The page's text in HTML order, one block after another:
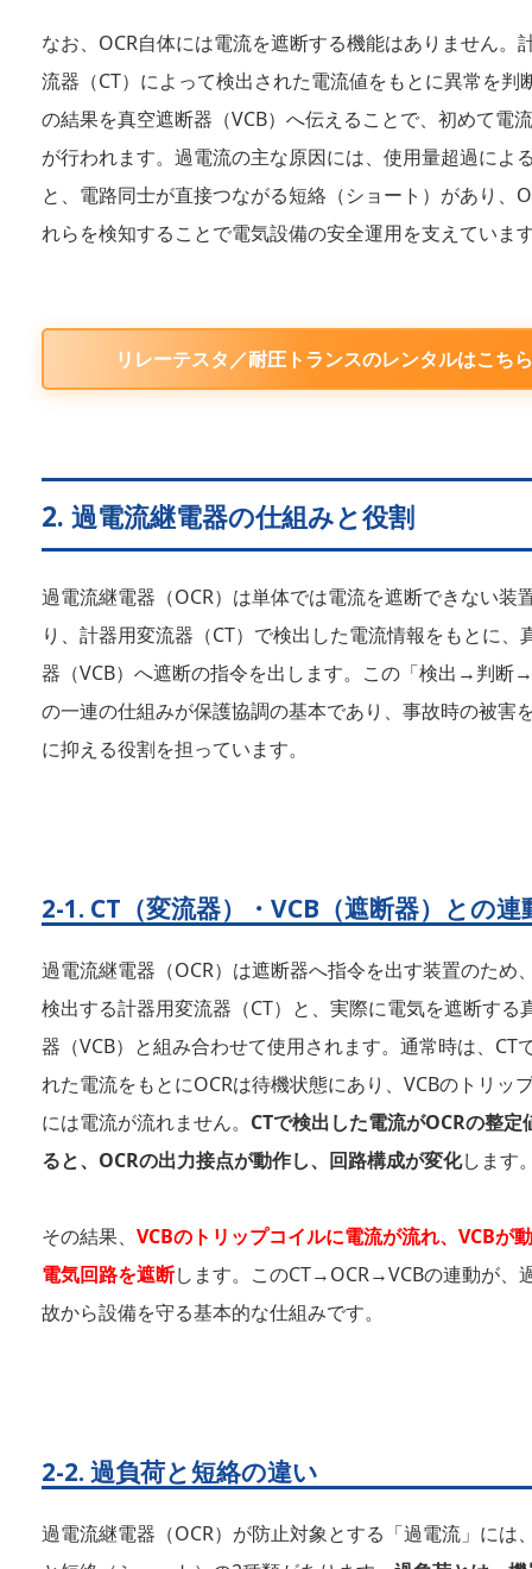
なお、OCR自体には電流を遮断する機能はありません。
流器（CT）によって検出された電流値をもとに異常を判
の結果を真空遮断器（VCB）へ伝えることで、初めて電
が行われます。過電流の主な原因には、使用量超過によ
と、電路同士が直接つながる短絡（ショート）があり、
れらを検知することで電気設備の安全運用を支えていま
リレーテスタ／耐圧トランスのレンタルはこちら
2. 過電流継電器の仕組みと役割
過電流継電器（OCR）は単体では電流を遮断できない装
り、計器用変流器（CT）で検出した電流情報をもとに、
器（VCB）へ遮断の指令を出します。この「検出→判断
の一連の仕組みが保護協調の基本であり、事故時の被害
に抑える役割を担っています。
2-1. CT（変流器）・VCB（遮断器）との連
過電流継電器（OCR）は遮断器へ指令を出す装置のため
検出する計器用変流器（CT）と、実際に電気を遮断する
器（VCB）と組み合わせて使用されます。通常時は、CT
れた電流をもとにOCRは待機状態にあり、VCBのトリッ
には電流が流れません。 CTで検出した電流がOCRの整定
ると、OCRの出力接点が動作し、回路構成が変化します
その結果、 VCBのトリップコイルに電流が流れ、VCBが
電気回路を遮断します。このCT→OCR→VCBの連動が、
故から設備を守る基本的な仕組みです。
2-2. 過負荷と短絡の違い
過電流継電器（OCR）が防止対象とする「過電流」には